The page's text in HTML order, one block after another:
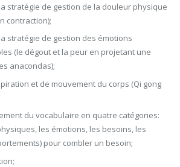
stratégie de gestion de la douleur physique
contraction);
stratégie de gestion des émotions
(le dégout et la peur en projetant une
anacondas);
et de mouvement du corps (Qi gong
du vocabulaire en quatre catégories:
les émotions, les besoins, les
pour combler un besoin;